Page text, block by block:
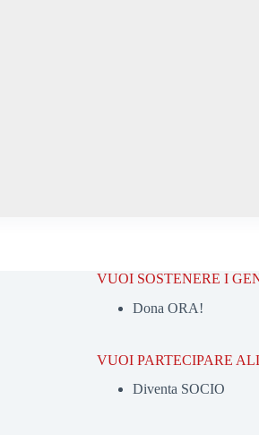
VUOI SOSTENERE I
Dona ORA!
VUOI PARTECIPARE
Diventa SOCIO